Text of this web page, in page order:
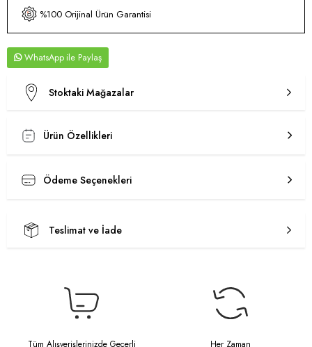
%100 Orijinal Ürün Garantisi
WhatsApp
Stoktaki Mağazalar
Ürün Özellikleri
Ödeme Seçenekleri
Teslimat ve İade
Tüm Alışverişlerinizde Geçerli
Her Zaman